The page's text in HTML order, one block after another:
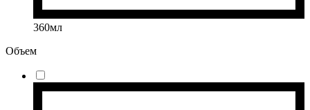
360мл
Объем